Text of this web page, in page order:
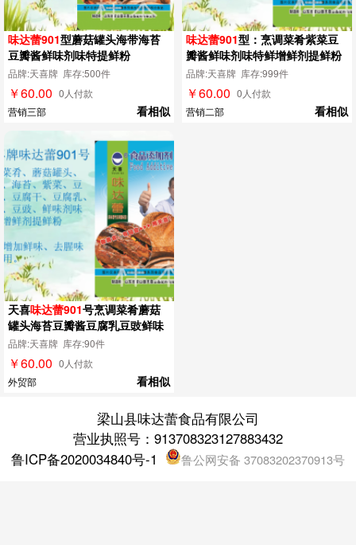
味达蕾901型蘑菇罐头海带海苔
豆瓣酱鲜味剂味特提鲜粉
品牌:天喜牌 库存:500件
￥60.00 0人付款
营销三部
看相似
味达蕾901型：烹调菜肴紫菜豆
瓣酱鲜味剂味特鲜增鲜剂提鲜粉
品牌:天喜牌 库存:999件
￥60.00 0人付款
营销二部
看相似
天喜味达蕾901号烹调菜肴蘑菇
罐头海苔豆瓣酱豆腐乳豆豉鲜味
剂
品牌:天喜牌 库存:90件
￥60.00 0人付款
外贸部
看相似
梁山县味达蕾食品有限公司
营业执照号：913708323127883432
鲁ICP备2020034840号-1
鲁公网安备 37083202370913号